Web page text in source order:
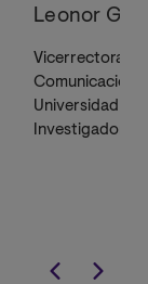
Leonor
Vicerrectora
Comunicación
Universidad de
Investigadora